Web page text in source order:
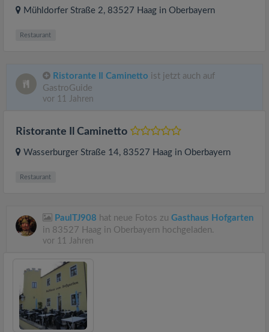
Mühldorfer Straße 2, 83527 Haag in Oberbayern
Restaurant
Ristorante Il Caminetto ist jetzt auch auf
GastroGuide
vor 11 Jahren
Ristorante Il Caminetto
Wasserburger Straße 14, 83527 Haag in Oberbayern
Restaurant
PaulTJ908 hat neue Fotos zu Gasthaus Hofgarten
in 83527 Haag in Oberbayern hochgeladen.
vor 11 Jahren